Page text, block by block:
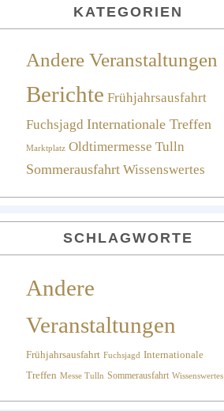
KATEGORIEN
Andere Veranstaltungen
Berichte Frühjahrsausfahrt
Fuchsjagd Internationale Treffen
Marktplatz Oldtimermesse Tulln
Sommerausfahrt Wissenswertes
SCHLAGWORTE
Andere
Veranstaltungen
Frühjahrsausfahrt Fuchsjagd Internationale
Treffen Messe Tulln Sommerausfahrt Wissenswertes